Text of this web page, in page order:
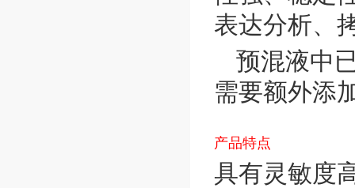
表达分析、
预混液中
需要额外添
产品特点
具有灵敏度